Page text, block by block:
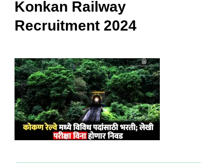
Konkan Railway
Recruitment 2024